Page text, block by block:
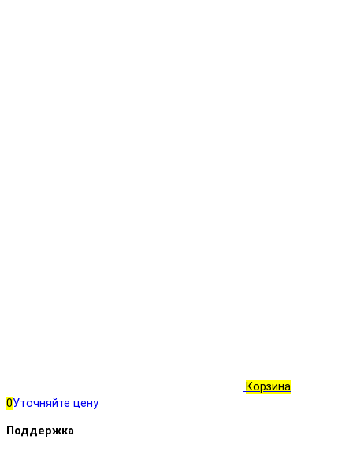
Корзина
0Уточняйте цену
Поддержка